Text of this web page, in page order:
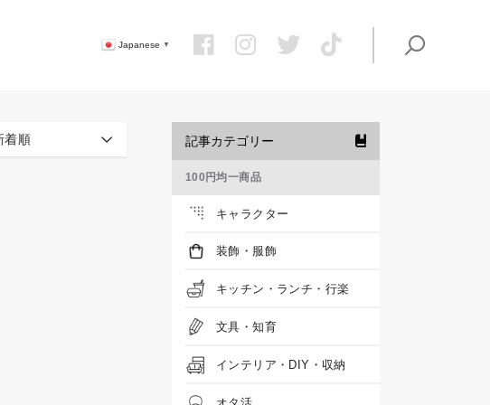
Japanese ▼
着順 記事カテゴリー
100円均一商品
キャラクター
装飾・服飾
キッチン・ランチ・行楽
文具・知育
インテリア・DIY・収納